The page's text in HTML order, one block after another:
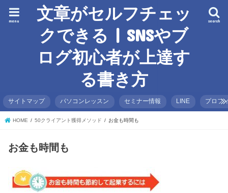
文章がセルフチェッ
クできる | SNSやブ
ログ初心者が上達す
る書き方
search
menu
サイトマップ パソコンレッスン セミナー情報 LINE プロフ
HOME 50クライアント獲得メソッド お金も時間も
お金も時間も